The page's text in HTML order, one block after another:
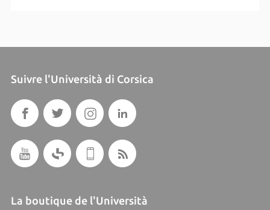
Suivre l'Università di Corsica
La boutique de l'Università